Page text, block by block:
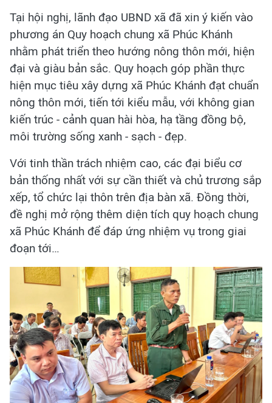
Tại hội nghị, lãnh đạo UBND xã đã xin ý kiến vào
phương án Quy hoạch chung xã Phúc Khánh
nhằm phát triển theo hướng nông thôn mới, hiện
đại và giàu bản sắc. Quy hoạch góp phần thực
hiện mục tiêu xây dựng xã Phúc Khánh đạt chuẩn
nông thôn mới, tiến tới kiểu mẫu, với không gian
kiến trúc - cảnh quan hài hòa, hạ tầng đồng bộ,
môi trường sống xanh - sạch - đẹp.
Với tinh thần trách nhiệm cao, các đại biểu cơ
bản thống nhất với sự cần thiết và chủ trương sắp
xếp, tổ chức lại thôn trên địa bàn xã. Đồng thời,
đề nghị mở rộng thêm diện tích quy hoạch chung
xã Phúc Khánh để đáp ứng nhiệm vụ trong giai
đoạn tới…